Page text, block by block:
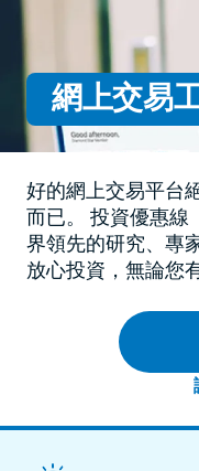
網上交易
好的網上交易平台
而已。 投資優惠線
界領先的研究、專
放心投資，無論您